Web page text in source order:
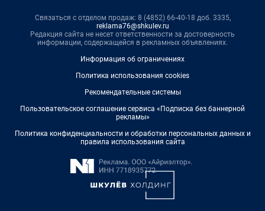
Связаться с отделом продаж: 8 (4852) 66-40-18 доб. 3335,
reklama76@shkulev.ru
Редакция сайта не несет ответственности за достоверность
информации, содержащейся в рекламных объявлениях.
Информация об ограничениях
Политика использования cookies
Рекомендательные системы
Пользовательское соглашение сервиса «Подписка без баннерной
рекламы»
Политика конфиденциальности и обработки персональных данных и
правила использования сайта